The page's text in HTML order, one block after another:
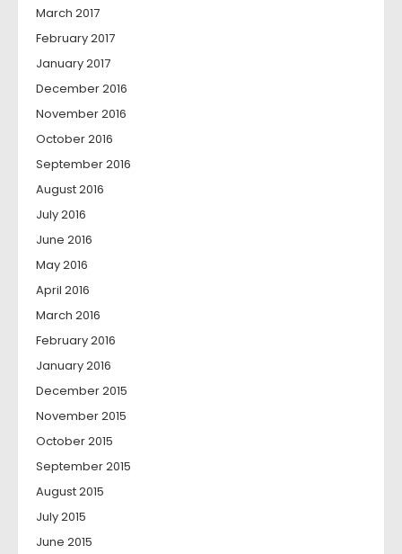
March 2017
February 2017
January 2017
December 2016
November 2016
October 2016
September 2016
August 2016
July 2016
June 2016
May 2016
April 2016
March 2016
February 2016
January 2016
December 2015
November 2015
October 2015
September 2015
August 2015
July 2015
June 2015